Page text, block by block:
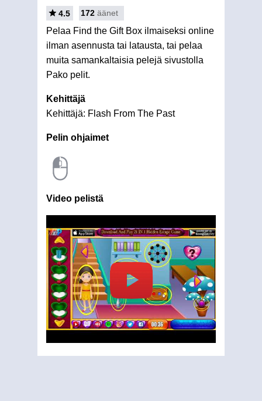
4.5 172 äänet
Pelaa Find the Gift Box ilmaiseksi online
ilman asennusta tai latausta, tai pelaa
muita samankaltaisia pelejä sivustolla
Pako pelit.
Kehittäjä
Kehittäjä: Flash From The Past
Pelin ohjaimet
Video pelistä